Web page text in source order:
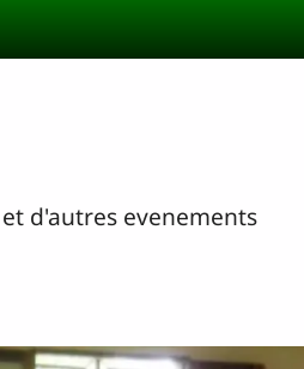
d'autres evenements